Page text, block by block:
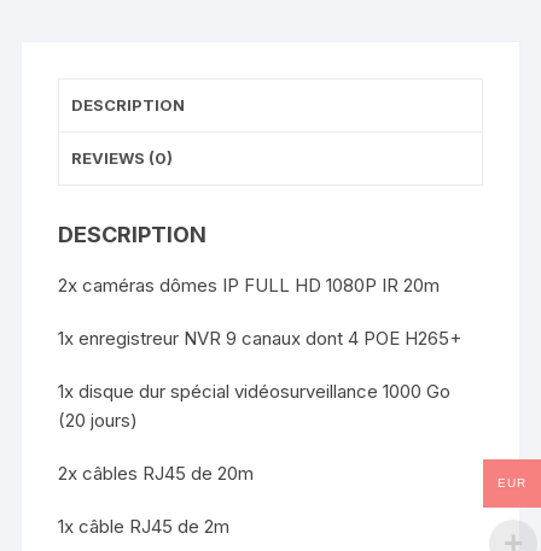
DESCRIPTION
REVIEWS (0)
DESCRIPTION
2x caméras dômes IP FULL HD 1080P IR 20m
1x enregistreur NVR 9 canaux dont 4 POE H265+
1x disque dur spécial vidéosurveillance 1000 Go
(20 jours)
2x câbles RJ45 de 20m
1x câble RJ45 de 2m
EUR